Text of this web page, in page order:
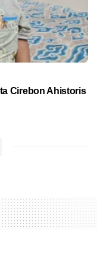
Cirebon Ahistoris